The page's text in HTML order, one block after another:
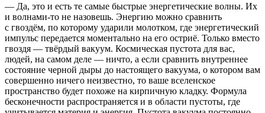
— Да, это и есть те самые быстрые энергетические волны. Их
и волнами-то не назовешь. Энергию можно сравнить
с гвоздём, по которому ударили молотком, где энергетический
импульс передается моментально на его остриё. Только вместо
гвоздя — твёрдый вакуум. Космическая пустота для вас,
людей, на самом деле — ничто, а если сравнить внутреннее
состояние черной дыры до настоящего вакуума, о котором вам
совершенно ничего неизвестно, то ваше вселенское
пространство будет похоже на кирпичную кладку. Формула
бесконечности распространяется и в области пустоты, где